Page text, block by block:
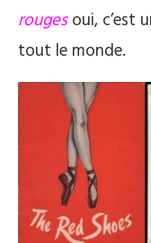
rougesoui, c’est
tout le monde.